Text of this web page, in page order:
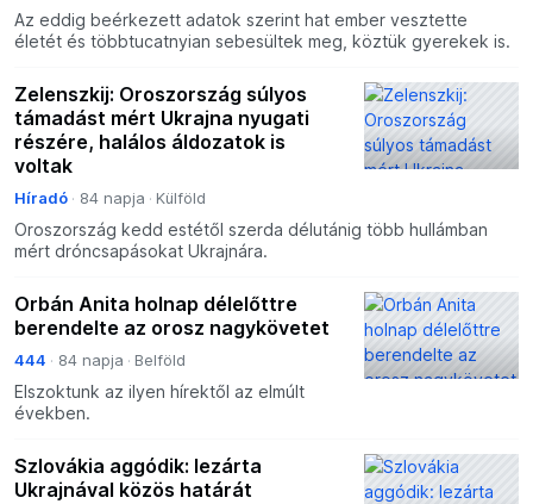
Az eddig beérkezett adatok szerint hat ember vesztette
életét és többtucatnyian sebesültek meg, köztük gyerekek is.
Zelenszkij: Oroszország súlyos
támadást mért Ukrajna nyugati
részére, halálos áldozatok is
voltak
Híradó 84 napja Külföld
Oroszország kedd estétől szerda délutánig több hullámban
mért dróncsapásokat Ukrajnára.
Orbán Anita holnap délelőttre
berendelte az orosz nagykövetet
444 84 napja Belföld
Elszoktunk az ilyen hírektől az elmúlt
években.
Szlovákia aggódik: lezárta
Ukrajnával közös határát